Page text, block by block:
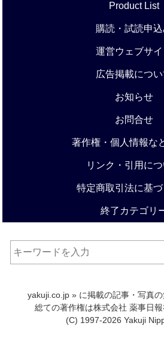
Product List
購読・試読申
運営ウェブサイ
広告掲載につい
お知らせ
お問合せ
著作権・個人情報な
リンク・引用に
特定商取引法に基
終了カテゴリ
yakuji.co.jp » に掲載の記事・写真
総ての著作権は株式会社 薬事日報
(C) 1997-2026 Yakuji